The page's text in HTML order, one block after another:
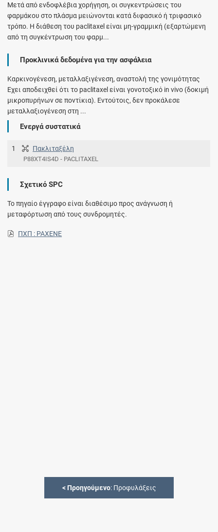
Μετά από ενδοφλέβια χορήγηση, οι συγκεντρώσεις του
φαρμάκου στο πλάσμα μειώνονται κατά διφασικό ή τριφασικό
τρόπο. Η διάθεση του paclitaxel είναι μη-γραμμική (εξαρτώμενη
από τη συγκέντρωση του φαρμ...
Προκλινικά δεδομένα για την ασφάλεια
Καρκινογένεση, μεταλλαξιγένεση, αναστολή της γονιμότητας
Έχει αποδειχθεί ότι το paclitaxel είναι γονοτοξικό in vivo (δοκιμή
μικροπυρήνων σε ποντίκια). Εντούτοις, δεν προκάλεσε
μεταλλαξιογένεση στη ...
Ενεργά συστατικά
1 Πακλιταξέλη
P88XT4IS4D - PACLITAXEL
Σχετικό SPC
Το πηγαίο έγγραφο είναι διαθέσιμο προς ανάγνωση ή
μεταφόρτωση από τους συνδρομητές.
ΠΧΠ : PAXENE
< Προηγούμενο: Προφυλάξεις